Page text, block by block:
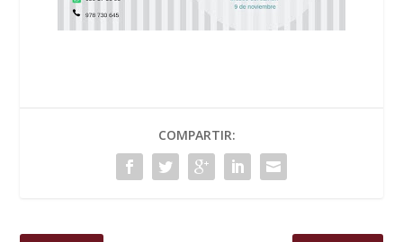
COMPARTIR: